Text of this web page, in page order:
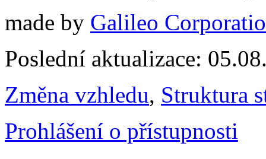
made by Galileo
Poslední aktualizace:
Změna vzhledu, Struktura
Prohlášení o přístupnosti